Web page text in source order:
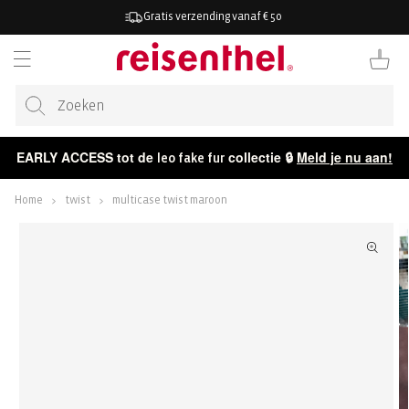
Gratis verzending vanaf € 50
EARLY ACCESS tot de leo fake fur collectie 🔒 Meld je nu aan!
Home twist multicase twist maroon